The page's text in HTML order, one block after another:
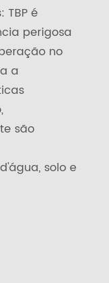
é
perigosa
no
a
são
solo e